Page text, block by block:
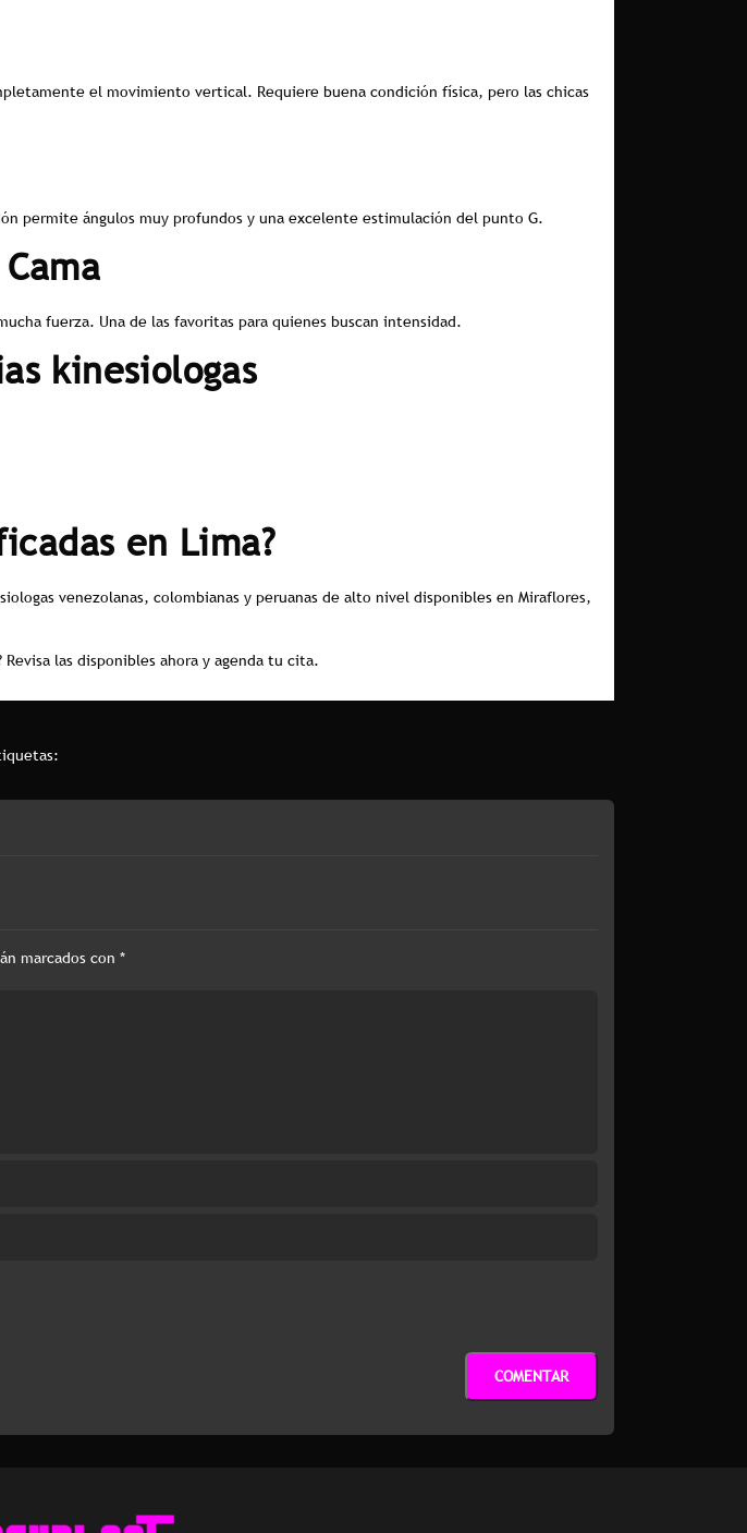
el movimiento vertical. Requiere buena condición física, pero las chicas
permite ángulos muy profundos y una excelente estimulación del punto G.
fuerza. Una de las favoritas para quienes buscan intensidad.
kinesiologas
en Lima?
venezolanas, colombianas y peruanas de alto nivel disponibles en Miraflores,
las disponibles ahora y agenda tu cita.
marcados con *